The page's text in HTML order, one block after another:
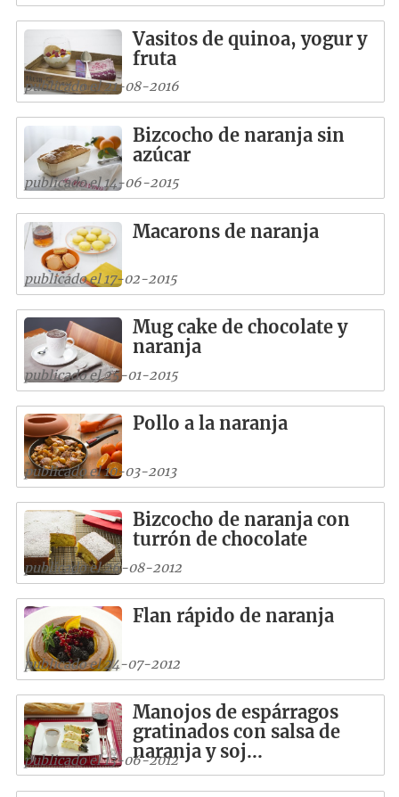
Vasitos de quinoa, yogur y
fruta
publicado el 21-08-2016
Bizcocho de naranja sin
azúcar
publicado el 14-06-2015
Macarons de naranja
publicado el 17-02-2015
Mug cake de chocolate y
naranja
publicado el 25-01-2015
Pollo a la naranja
publicado el 10-03-2013
Bizcocho de naranja con
turrón de chocolate
publicado el 26-08-2012
Flan rápido de naranja
publicado el 24-07-2012
Manojos de espárragos
gratinados con salsa de
naranja y soj...
publicado el 13-06-2012